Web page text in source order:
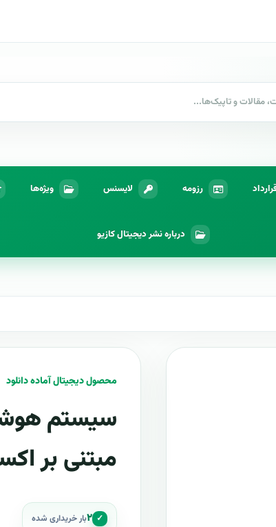
رزومه لایسنس ویژه‌ها
درباره نشر دیجیتال کازیو
محصول دیجیتال آماده دانلود
سیستم
مبتنی بر
✓ ۲بار خریداری شده